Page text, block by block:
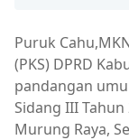
Puruk
(PKS) DPRD
pandangan
Sidang III
Murung Raya,